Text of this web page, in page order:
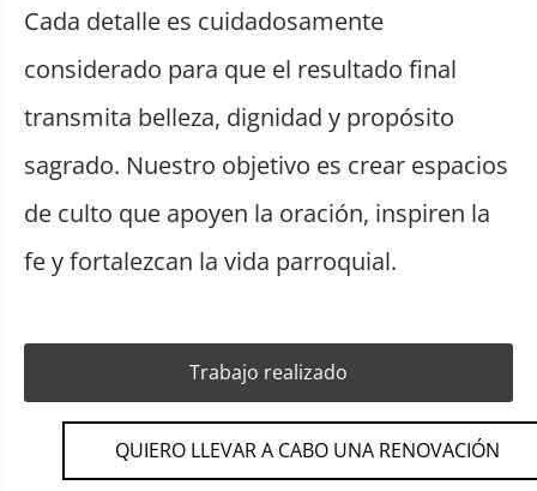
Cada detalle es cuidadosamente
considerado para que el resultado final
transmita belleza, dignidad y propósito
sagrado. Nuestro objetivo es crear espacios
de culto que apoyen la oración, inspiren la
fe y fortalezcan la vida parroquial.
Trabajo realizado
QUIERO LLEVAR A CABO UNA RENOVACIÓN